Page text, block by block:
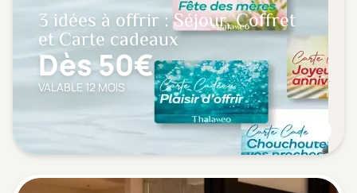
3 idées à offrir : Séjour, Coffret
et Carte cadeaux
Dès 50€
VALABLE 12 MOIS